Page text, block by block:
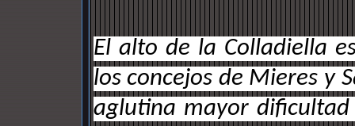
El alto de la Colladiella
los concejos de Mieres y
aglutina mayor